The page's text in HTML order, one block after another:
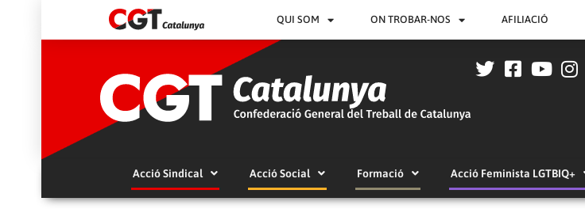
QUI SOM ON TROBAR-NOS AFILIACIÓ
Acció Sindical Acció Social Formació Acció Feminista LGTBIQ+